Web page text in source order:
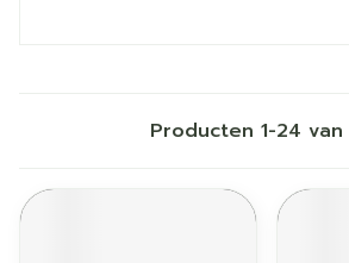
Producten 1-24 van